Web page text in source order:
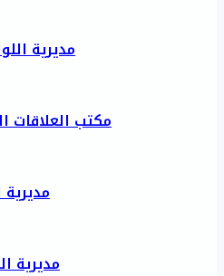
مديرية
مكتب العلاقات
مديرية
مديرية